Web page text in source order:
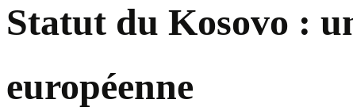
Statut du Kosovo :
européenne